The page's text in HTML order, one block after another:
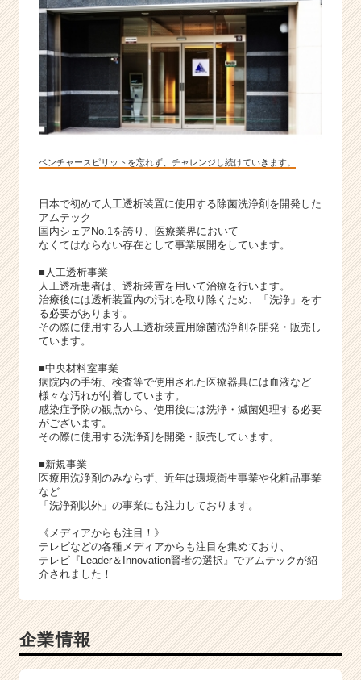
ベンチャースピリットを忘れず、チャレンジし続けていきます。
日本で初めて人工透析装置に使用する除菌洗浄剤を開発した
アムテック
国内シェアNo.1を誇り、医療業界において
なくてはならない存在として事業展開をしています。
■人工透析事業
人工透析患者は、透析装置を用いて治療を行います。
治療後には透析装置内の汚れを取り除くため、「洗浄」をす
る必要があります。
その際に使用する人工透析装置用除菌洗浄剤を開発・販売し
ています。
■中央材料室事業
病院内の手術、検査等で使用された医療器具には血液など
様々な汚れが付着しています。
感染症予防の観点から、使用後には洗浄・滅菌処理する必要
がございます。
その際に使用する洗浄剤を開発・販売しています。
■新規事業
医療用洗浄剤のみならず、近年は環境衛生事業や化粧品事業
など
「洗浄剤以外」の事業にも注力しております。
《メディアからも注目！》
テレビなどの各種メディアからも注目を集めており、
テレビ『Leader＆Innovation賢者の選択』でアムテックが紹
介されました！
企業情報